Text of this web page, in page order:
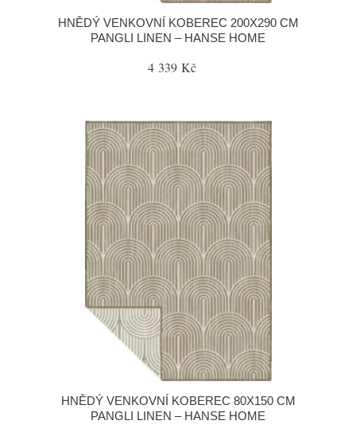
HNĚDÝ VENKOVNÍ KOBEREC 200X290 CM
PANGLI LINEN – HANSE HOME
4 339 Kč
HNĚDÝ VENKOVNÍ KOBEREC 80X150 CM
PANGLI LINEN – HANSE HOME